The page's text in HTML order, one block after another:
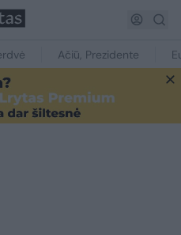
Ačiū, Prezidente